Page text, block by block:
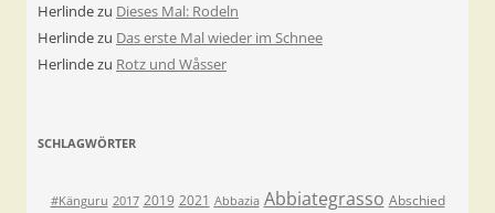
Herlindezu Dieses Mal: Rodeln
Herlindezu Das erste Mal wieder im Schnee
Herlindezu Rotz und Wåsser
SCHLAGWÖRTER
#Känguru 2017 2019 2021 Abbazia Abbiategrasso Abschied